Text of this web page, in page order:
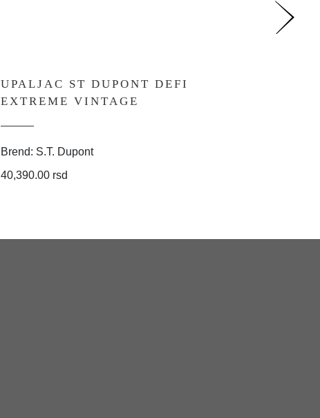
UPALJAC ST DUPONT DEFI
EXTREME VINTAGE
Brend: S.T. Dupont
40,390.00 rsd